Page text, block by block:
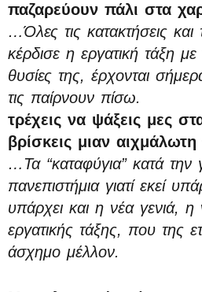
παζαρεύουν πάλι στα
…Όλες τις κατακτήσεις
κέρδισε η εργατική τάξη
θυσίες της, έρχονται
τις παίρνουν πίσω.
τρέχεις να ψάξεις μες
βρίσκεις μιαν αιχμάλωτη
…Τα “καταφύγια” κατά την
πανεπιστήμια γιατί εκεί
υπάρχει και η νέα γενιά, η
εργατικής τάξης, που της
άσχημο μέλλον.